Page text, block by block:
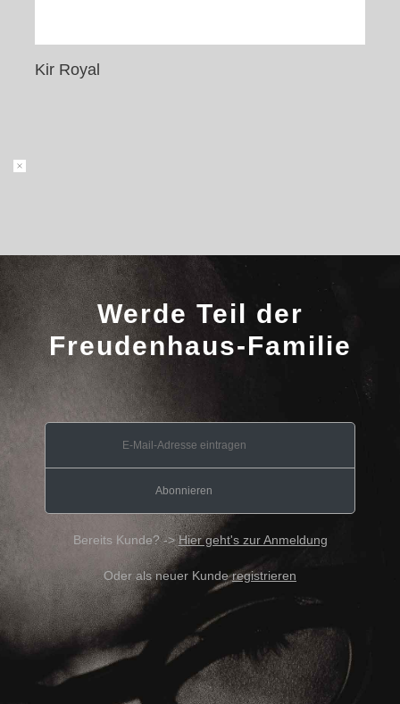
Kir Royal
Werde Teil der
Freudenhaus-Familie
Bereits Kunde? ->Hier geht's zur Anmeldung
Oder als neuer Kunderegistrieren